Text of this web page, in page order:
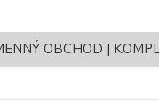
OBCHOD |